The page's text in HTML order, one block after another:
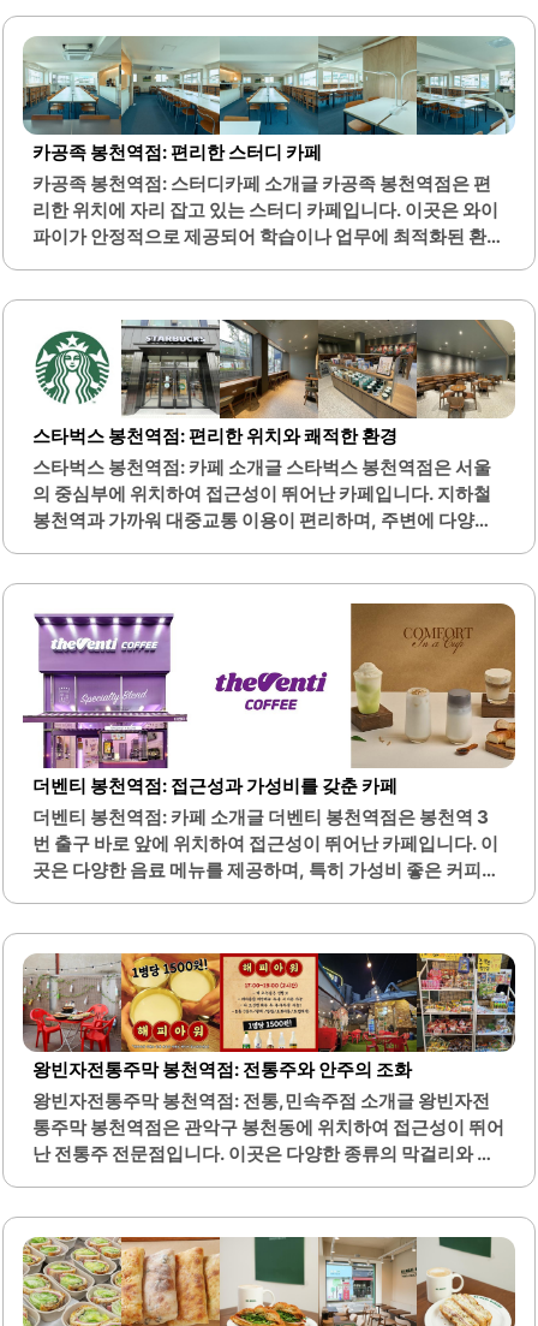
연의 맛을 살리면서도 감칠맛을 더해줍니다.매장은 청결하
게 관리되고 있으며, 셀프바가 잘 갖추어져 있어 고객이 편리
하게 이용할 수 있습니다. 돈마을은 가성비가 뛰어난 곳으로,
합리적인 가격에 푸짐한 양의 고기를 제공하여 많은 이들에
게 사랑받고 있습니다. 기본으로 제공되는 밑반찬 또한 깔끔
하게 준비되어 있어 고기와 함께 즐기기에 적합합니다.이곳
은 봉천시장에서 숨은 보석 같은 존재로, 고기와 함께 제공되
는 된장찌개와 계란찜 또한 많은 손님들에게 호평을 받고 있
습니다. 친절한 직원들이 고객을 맞이하며, 편안한 외식..
카공족 봉천역점: 편리한 스터디 카페
카공족 봉천역점: 스터디카페 소개글 카공족 봉천역점은 편
리한 위치에 자리 잡고 있는 스터디 카페입니다. 이곳은 와이
파이가 안정적으로 제공되어 학습이나 업무에 최적화된 환경
되며, 다양한 음료를 즐길 수 있는 점이 매력적입니다. 카페
내부는 잔잔한 음악이 흐르며 아늑한 분위기를 조성하여 집
중력을 높이는 데 도움을 줍니다. 노트북 좌석은 따로 마련되
어 있지 않지만, 카페의 전반적인 분위기가 공부하기에 적합
합니다.조명은 눈에 부담을 주지 않으며, 편안한 느낌을 줍니
다. 곳곳에 위치한 콘센트는 전자기기를 사용하기에 매우 편
리합니다. 이곳은 조용한 학습 분위기를 제공하여 집중력을
높일 수 있는 최적의 장소입니다.가격 또한 합리적이며, 종일
이용할 수 있는 옵션이 있어 부담 없이..
스타벅스 봉천역점: 편리한 위치와 쾌적한 환경
스타벅스 봉천역점: 카페 소개글 스타벅스 봉천역점은 서울
의 중심부에 위치하여 접근성이 뛰어난 카페입니다. 지하철
봉천역과 가까워 대중교통 이용이 편리하며, 주변에 다양한
다.내부는 현대적인 인테리어로 꾸며져 있어 편안한 분위기
를 제공합니다. 또한, 다양한 메뉴가 준비되어 있어 고객의 다
양한 취향을 만족시킬 수 있습니다. 특히, 커피와 함께 제공되
는 샌드위치와 베이커리 메뉴는 많은 이들에게 인기가 있습
니다.매장 내에서는 무료 Wi-Fi를 제공하여 노트북 작업이나
개인적인 용무를 처리하기에도 적합합니다. 또한, 친절한 직
원들이 고객을 맞이하여 서비스 품질이 높습니다. 크리스마
스 시즌에는 특별한 장식으로 분위기를 더욱 아늑하게 만들
어 줍니다.봉천역점은 넓은 창문을 통해 자연광이 잘 들어와
쾌적한 환경을 제공합니다...
더벤티 봉천역점: 접근성과 가성비를 갖춘 카페
더벤티 봉천역점: 카페 소개글 더벤티 봉천역점은 봉천역 3
번 출구 바로 앞에 위치하여 접근성이 뛰어난 카페입니다. 이
곳은 다양한 음료 메뉴를 제공하며, 특히 가성비 좋은 커피로
화를 이루어 기분을 상쾌하게 해줍니다.또한, 이천쌀라떼와
같은 신제품도 저렴한 가격에 제공되어 많은 손님들이 즐겨
찾습니다. 매장은 아담하지만 좌석이 마련되어 있어 편안하
게 음료를 즐길 수 있는 공간을 제공합니다. 직원들은 친절하
게 응대하며, 음료 주문 후 빠른 픽업이 가능합니다.다양한 음
료 옵션 중에는 드래곤스무디와 같은 인기 메뉴도 있어 선택
의 폭이 넓습니다. 음료의 맛은 물론이고, 가격 대비 품질이
우수하여 자주 방문하게 되는 장소입니다. 특히, 음료를..
왕빈자전통주막 봉천역점: 전통주와 안주의 조화
왕빈자전통주막 봉천역점: 전통,민속주점 소개글 왕빈자전
통주막 봉천역점은 관악구 봉천동에 위치하여 접근성이 뛰어
난 전통주 전문점입니다. 이곳은 다양한 종류의 막걸리와 함
에 제공하여 많은 손님들에게 사랑받고 있습니다.안주는 김
치찌개, 애호박찌개 등 다양한 메뉴가 있으며, 신선한 재료로
조리되어 맛이 뛰어납니다. 또한, 해물파전과 짜계치와 같은
인기 메뉴는 술과의 조화가 뛰어나 많은 이들에게 인기를 끌